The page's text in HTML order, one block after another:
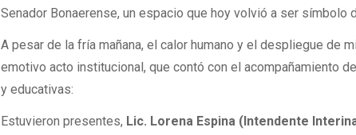
Senador Bonaerense, un espacio que hoy volvió a ser símbolo
A pesar de la fría mañana, el calor humano y el despliegue de
emotivo acto institucional, que contó con el acompañamiento
y educativas:
Estuvieron presentes, Lic. Lorena Espina (Intendente